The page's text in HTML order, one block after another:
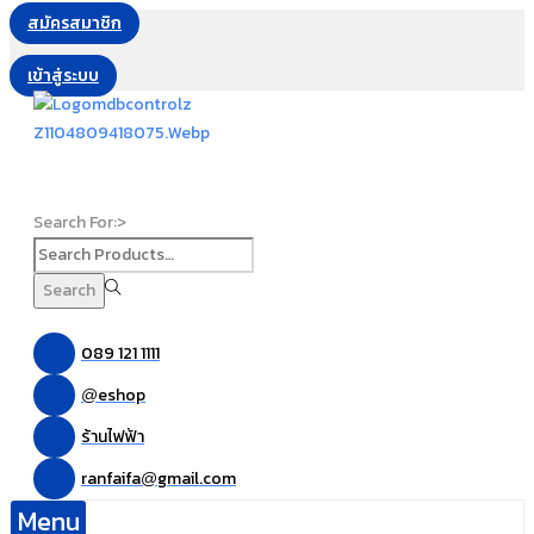
สมัครสมาชิก
เข้าสู่ระบบ
Search For:>
Search
089 121 1111
@eshop
ร้านไฟฟ้า
ranfaifa@gmail.com
Menu